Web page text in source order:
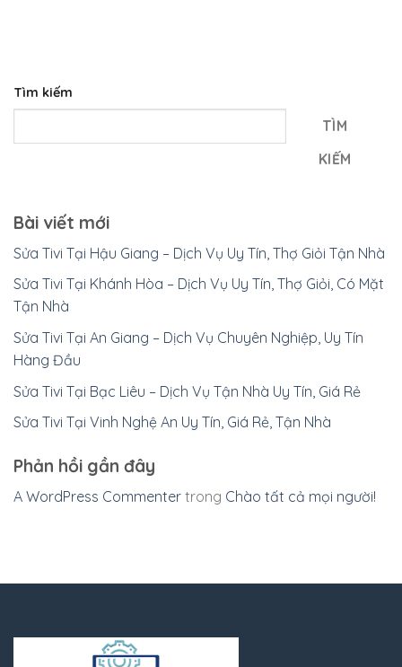
Tìm kiếm
TÌM
KIẾM
Bài viết mới
Sửa Tivi Tại Hậu Giang – Dịch Vụ Uy Tín, Thợ Giỏi Tận Nhà
Sửa Tivi Tại Khánh Hòa – Dịch Vụ Uy Tín, Thợ Giỏi, Có Mặt
Tận Nhà
Sửa Tivi Tại An Giang – Dịch Vụ Chuyên Nghiệp, Uy Tín
Hàng Đầu
Sửa Tivi Tại Bạc Liêu – Dịch Vụ Tận Nhà Uy Tín, Giá Rẻ
Sửa Tivi Tại Vinh Nghệ An Uy Tín, Giá Rẻ, Tận Nhà
Phản hồi gần đây
A WordPress Commenter trong Chào tất cả mọi người!